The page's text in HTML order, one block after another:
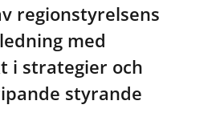
regionstyrelsens
med
i strategier och
styrande